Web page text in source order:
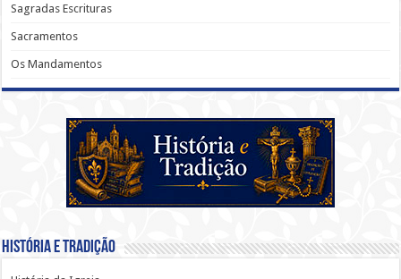
Sagradas Escrituras
Sacramentos
Os Mandamentos
História e Tradição